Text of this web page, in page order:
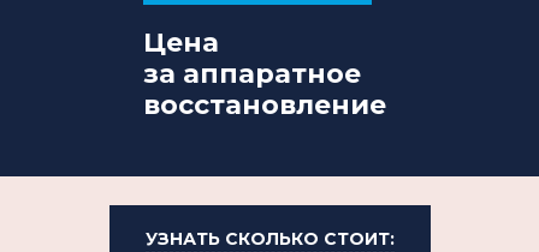
Цена
за аппаратное
восстановление
УЗНАТЬ СКОЛЬКО СТОИТ: